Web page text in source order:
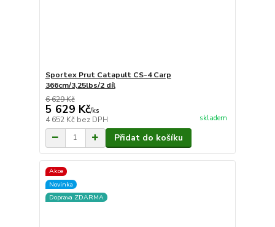
Sportex Prut Catapult CS-4 Carp
366cm/3,25lbs/2 díl
6 629 Kč
5 629 Kč/ks
4 652 Kč bez DPH skladem
Přidat do košíku
Akce
Novinka
Doprava ZDARMA